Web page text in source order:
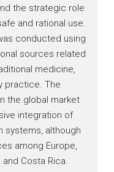
the strategic role
and rational use.
conducted using
sources related
medicine,
practice. The
the global market
integration of
systems, although
among Europe,
Costa Rica.